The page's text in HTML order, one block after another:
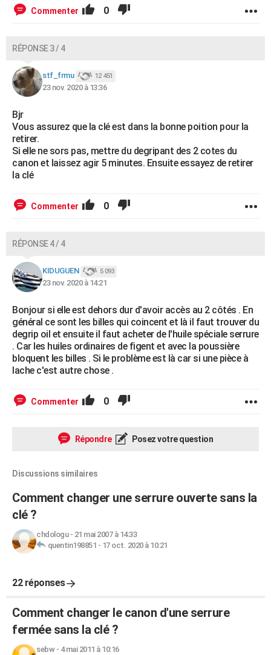
Commenter 0
RÉPONSE 3 / 4
stf_frmu 12 451
23 nov. 2020 à 13:36
Bjr
Vous assurez que la clé est dans la bonne poition pour la
retirer.
Si elle ne sors pas, mettre du degripant des 2 cotes du
canon et laissez agir 5 minutes. Ensuite essayez de retirer
la clé
Commenter 0
RÉPONSE 4 / 4
KIDUGUEN 5 093
23 nov. 2020 à 14:21
Bonjour si elle est dehors dur d'avoir accès au 2 côtés . En
général ce sont les billes qui coincent et là il faut trouver du
degrip oil et ensuite il faut acheter de l'huile spéciale serrure
. Car les huiles ordinaires de figent et avec la poussière
bloquent les billes . Si le problème est là car si une pièce à
lache c'est autre chose .
Commenter 0
Répondre Posez votre question
Discussions similaires
Comment changer une serrure ouverte sans la
clé ?
chdologu- 21 mai 2007 à 14:33
quentin198851 - 17 oct. 2020 à 10:21
22 réponses
Comment changer le canon d'une serrure
fermée sans la clé ?
sebw- 4 mai 2011 à 10:16